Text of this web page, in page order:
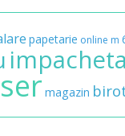
papetarie online m
magazin